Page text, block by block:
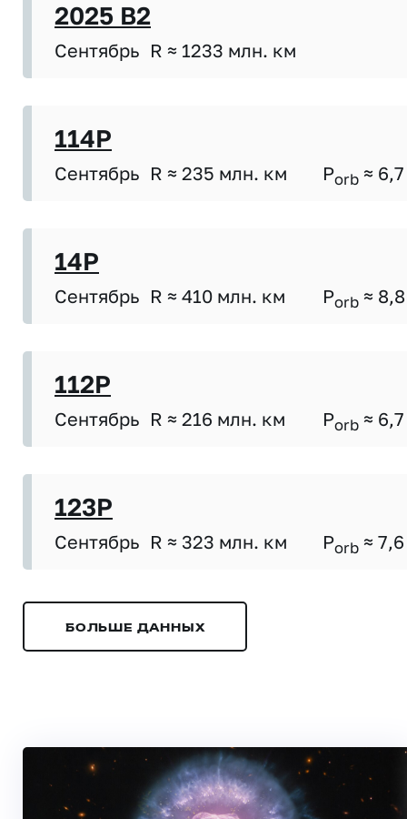
2025 B2
Сентябрь R ≈ 1233 млн. км
114P
Сентябрь R ≈ 235 млн. км Porb ≈ 6,7
14P
Сентябрь R ≈ 410 млн. км Porb ≈ 8,8
112P
Сентябрь R ≈ 216 млн. км Porb ≈ 6,7
123P
Сентябрь R ≈ 323 млн. км Porb ≈ 7,6
БОЛЬШЕ ДАННЫХ